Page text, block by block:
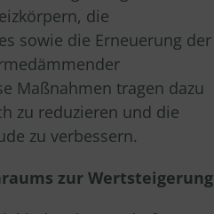
die
sowie die Erneuerung der
Maßnahmen tragen dazu
zu reduzieren und die
zu verbessern.
zur Wertsteigerung